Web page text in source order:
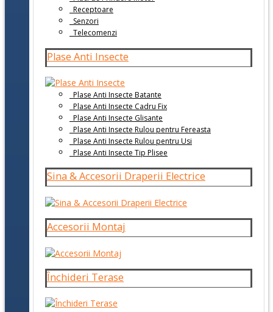
Receptoare
Senzori
Telecomenzi
Plase Anti Insecte
Plase Anti Insecte Batante
Plase Anti Insecte Cadru Fix
Plase Anti Insecte Glisante
Plase Anti Insecte Rulou pentru Fereasta
Plase Anti Insecte Rulou pentru Usi
Plase Anti Insecte Tip Plisee
Sina & Accesorii Draperii Electrice
Accesorii Montaj
Închideri Terase